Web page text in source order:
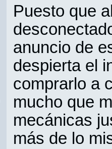
Puesto que
anuncio de
despierta el
comprarlo a
mucho que
mecánicas
más de lo